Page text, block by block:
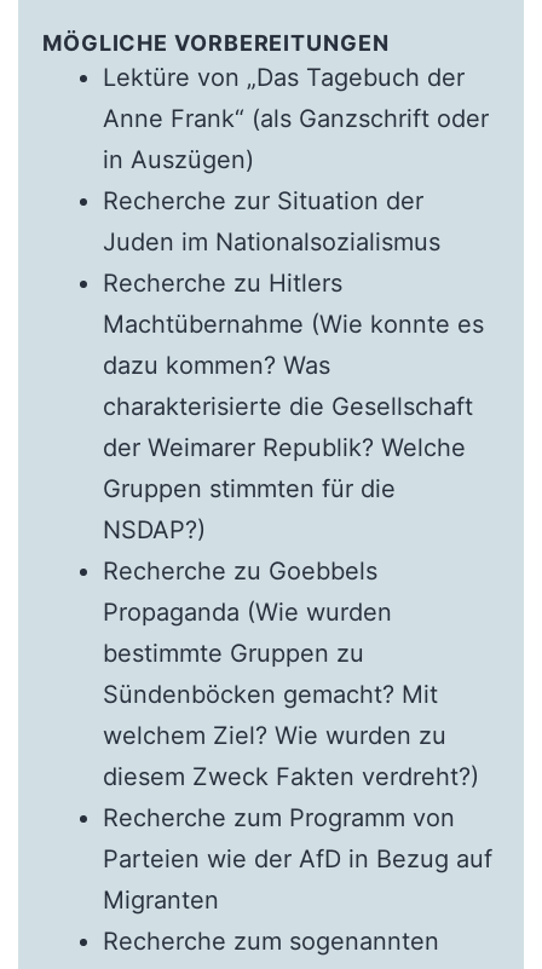
MÖGLICHE VORBEREITUNGEN
Lektüre von „Das Tagebuch der
Anne Frank“ (als Ganzschrift oder
in Auszügen)
Recherche zur Situation der
Juden im Nationalsozialismus
Recherche zu Hitlers
Machtübernahme (Wie konnte es
dazu kommen? Was
charakterisierte die Gesellschaft
der Weimarer Republik? Welche
Gruppen stimmten für die
NSDAP?)
Recherche zu Goebbels
Propaganda (Wie wurden
bestimmte Gruppen zu
Sündenböcken gemacht? Mit
welchem Ziel? Wie wurden zu
diesem Zweck Fakten verdreht?)
Recherche zum Programm von
Parteien wie der AfD in Bezug auf
Migranten
Recherche zum sogenannten